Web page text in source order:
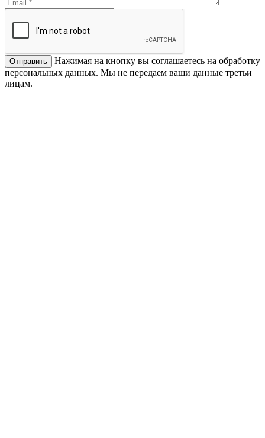
Нажимая на кнопку вы соглашаетесь на обработку
персональных данных. Мы не передаем ваши данные третьи
лицам.